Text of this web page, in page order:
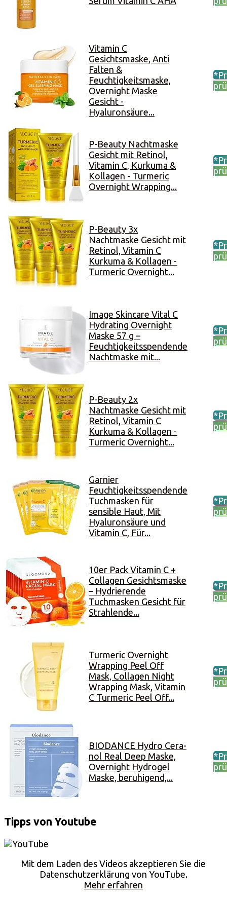
Vitamin C
Gesichtsmaske, Anti
Falten &
Feuchtigkeitsmaske,
Overnight Maske
Gesicht -
Hyaluronsäure...
P-Beauty Nachtmaske
Gesicht mit Retinol,
Vitamin C, Kurkuma &
Kollagen - Turmeric
Overnight Wrapping...
P-Beauty 3x
Nachtmaske Gesicht mit
Retinol, Vitamin C
Kurkuma & Kollagen -
Turmeric Overnight...
Image Skincare Vital C
Hydrating Overnight
Maske 57 g –
Feuchtigkeitsspendende
Nachtmaske mit...
P-Beauty 2x
Nachtmaske Gesicht mit
Retinol, Vitamin C
Kurkuma & Kollagen -
Turmeric Overnight...
Garnier
Feuchtigkeitsspendende
Tuchmasken für
sensible Haut, Mit
Hyaluronsäure und
Vitamin C, Für...
10er Pack Vitamin C +
Collagen Gesichtsmaske
– Hydrierende
Tuchmasken Gesicht für
Strahlende...
Turmeric Overnight
Wrapping Peel Off
Mask, Collagen Night
Wrapping Mask, Vitamin
C Turmeric Peel Off...
BIODANCE Hydro Cera-
nol Real Deep Maske,
Overnight Hydrogel
Maske, beruhigend,...
Tipps von Youtube
Mit dem Laden des Videos akzeptieren Sie die
Datenschutzerklärung von YouTube.
Mehr erfahren